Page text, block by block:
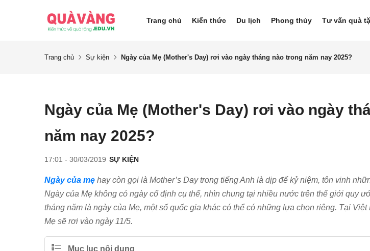
Trang chủ Kiến thức Du lịch Phong thủy Tư vấn quà
Trang chủ Sự kiện Ngày của Mẹ (Mother's Day) rơi vào ngày tháng nào trong năm nay 2025?
Ngày của Mẹ (Mother's Day) rơi vào ngày
năm nay 2025?
17:01 - 30/03/2019 SỰ KIỆN
Ngày của mẹ hay còn gọi là Mother’s Day trong tiếng Anh là dịp để kỷ niệm, tôn vinh
Ngày của Mẹ không có ngày cố định cụ thể, nhìn chung tại nhiều nước trên thế giới quy
tháng năm là ngày của Mẹ, một số quốc gia khác có thể có những lựa chọn riêng. Tại
Mẹ sẽ rơi vào ngày 11/5.
Mục lục nội dung